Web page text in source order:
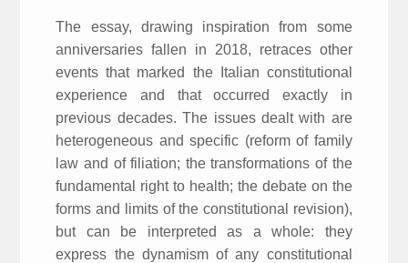
The essay, drawing inspiration from some
anniversaries fallen in 2018, retraces other
events that marked the Italian constitutional
experience and that occurred exactly in
previous decades. The issues dealt with are
heterogeneous and specific (reform of family
law and of filiation; the transformations of the
fundamental right to health; the debate on the
forms and limits of the constitutional revision),
but can be interpreted as a whole: they
express the dynamism of any constitutional